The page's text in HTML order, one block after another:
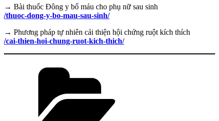
→ Bài thuốc Đông y bổ máu cho phụ nữ sau sinh
/thuoc-dong-y-bo-mau-sau-sinh/
→ Phương pháp tự nhiên cải thiện hội chứng ruột kích thích
/cai-thien-hoi-chung-ruot-kich-thich/